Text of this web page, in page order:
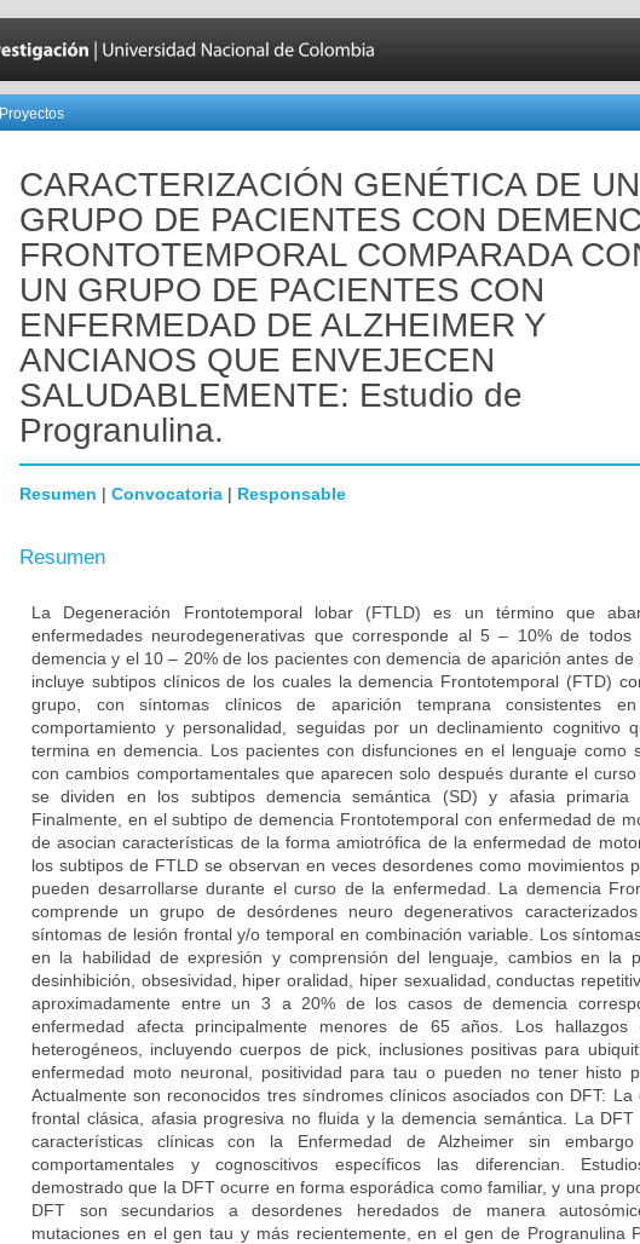
Proyectos
CARACTERIZACIÓN GENÉTICA DE UN
GRUPO DE PACIENTES CON
FRONTOTEMPORAL COMPARADA
UN GRUPO DE PACIENTES CON
ENFERMEDAD DE ALZHEIMER Y
ANCIANOS QUE ENVEJECEN
SALUDABLEMENTE: Estudio de
Progranulina.
Resumen | Convocatoria | Responsable
Resumen
La Degeneración Frontotemporal lobar (FTLD) es un término que
enfermedades neurodegenerativas que corresponde al 5 – 10% de todos
demencia y el 10 – 20% de los pacientes con demencia de aparición antes
incluye subtipos clínicos de los cuales la demencia Frontotemporal (FTD)
grupo, con síntomas clínicos de aparición temprana consistentes
comportamiento y personalidad, seguidas por un declinamiento cognitivo
termina en demencia. Los pacientes con disfunciones en el lenguaje como
con cambios comportamentales que aparecen solo después durante el
se dividen en los subtipos demencia semántica (SD) y afasia primaria
Finalmente, en el subtipo de demencia Frontotemporal con enfermedad de
de asocian características de la forma amiotrófica de la enfermedad de
los subtipos de FTLD se observan en veces desordenes como movimientos
pueden desarrollarse durante el curso de la enfermedad. La demencia
comprende un grupo de desórdenes neuro degenerativos
síntomas de lesión frontal y/o temporal en combinación variable. Los
en la habilidad de expresión y comprensión del lenguaje, cambios en la
desinhibición, obsesividad, hiper oralidad, hiper sexualidad, conductas
aproximadamente entre un 3 a 20% de los casos de demencia
enfermedad afecta principalmente menores de 65 años. Los hallazgos
heterogéneos, incluyendo cuerpos de pick, inclusiones positivas para
enfermedad moto neuronal, positividad para tau o pueden no tener histo
Actualmente son reconocidos tres síndromes clínicos asociados con DFT: La
frontal clásica, afasia progresiva no fluida y la demencia semántica. La
características clínicas con la Enfermedad de Alzheimer sin embargo
comportamentales y cognoscitivos específicos las diferencian.
demostrado que la DFT ocurre en forma esporádica como familiar, y una
DFT son secundarios a desordenes heredados de manera
mutaciones en el gen tau y más recientemente, en el gen de Progranulina